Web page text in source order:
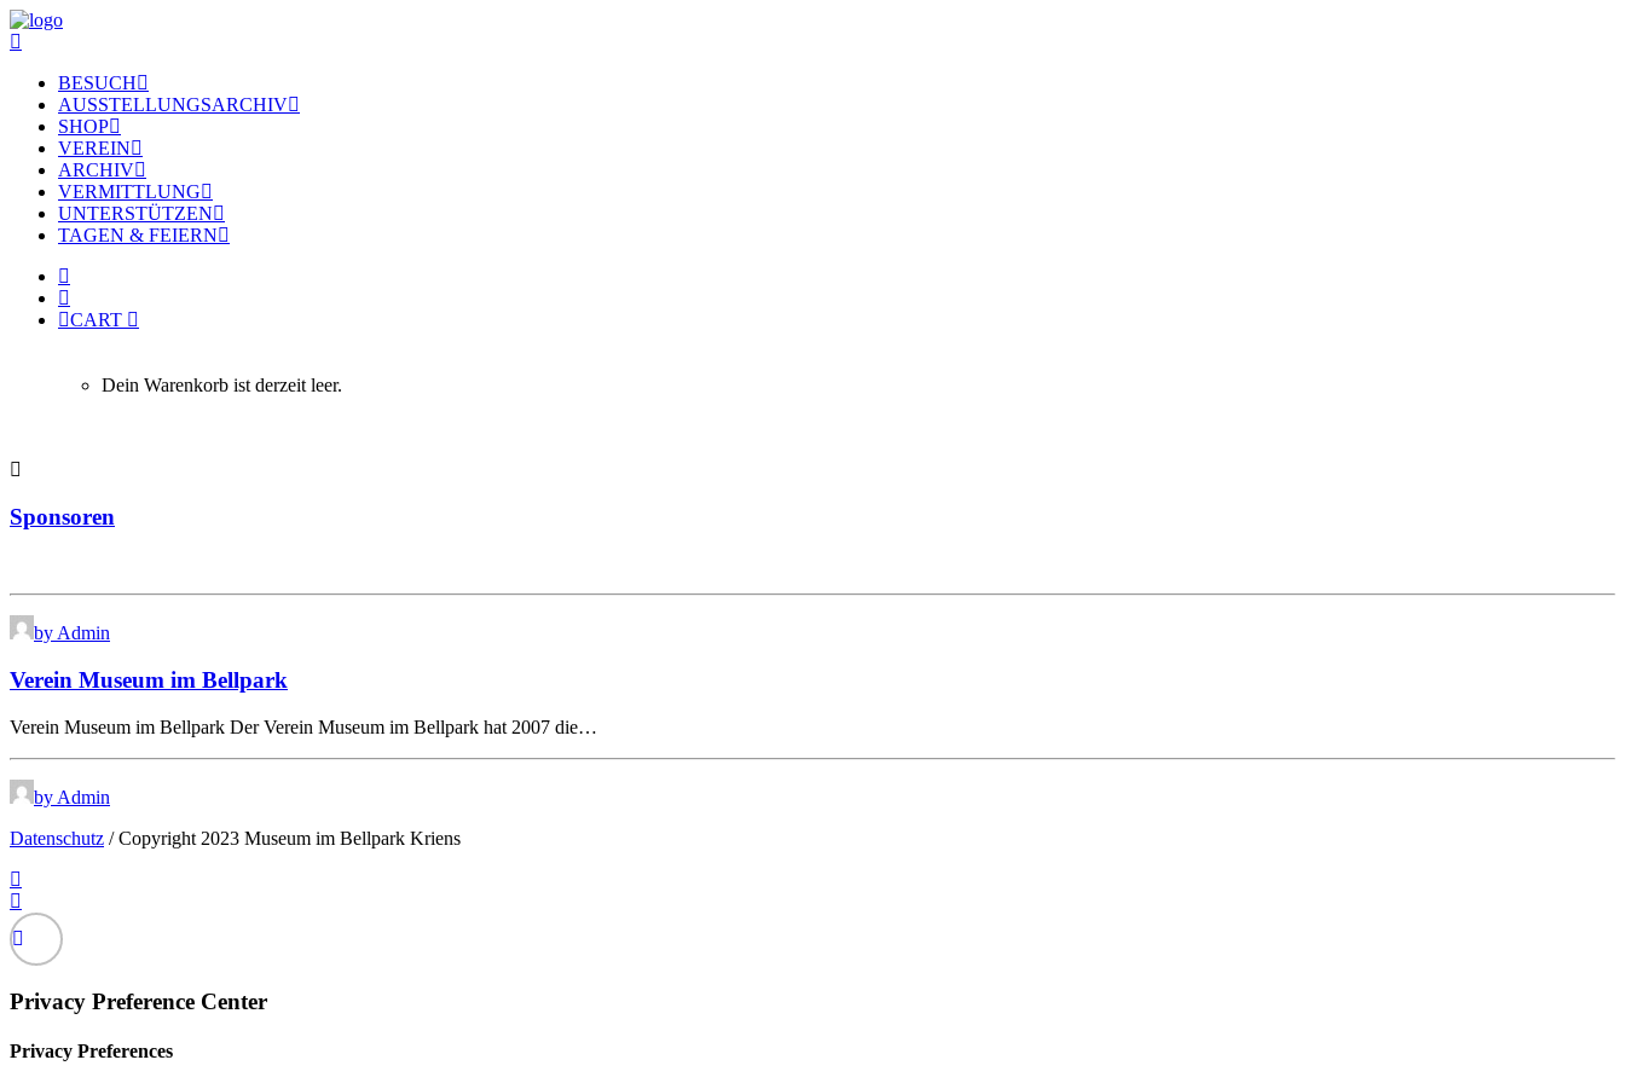
BESUCH
AUSSTELLUNGSARCHIV
SHOP
VEREIN
ARCHIV
VERMITTLUNG
UNTERSTÜTZEN
TAGEN & FEIERN
CART
Dein Warenkorb ist derzeit leer.
Sponsoren
by Admin
Verein Museum im Bellpark
Verein Museum im Bellpark Der Verein Museum im Bellpark hat 2007 die…
by Admin
Datenschutz / Copyright 2023 Museum im Bellpark Kriens
Privacy Preference Center
Privacy Preferences